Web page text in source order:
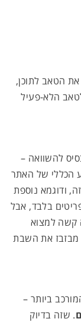
הטאב לתוכן,
הלא-פעיל
להשוואה –
הכללי של האתר
ודוגמא נוספת
בלבד, אבל
קשה למצוא
מבזבז את השבת
ביותר –
. שזה בדיוק